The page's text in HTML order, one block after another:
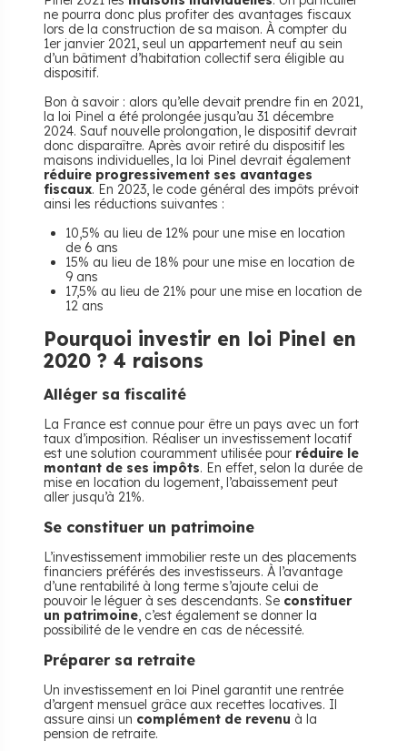
ne pourra donc plus profiter des avantages fiscaux
lors de la construction de sa maison. À compter du
1er janvier 2021, seul un appartement neuf au sein
d’un bâtiment d’habitation collectif sera éligible au
dispositif.
Bon à savoir : alors qu’elle devait prendre fin en 2021,
la loi Pinel a été prolongée jusqu’au 31 décembre
2024. Sauf nouvelle prolongation, le dispositif devrait
donc disparaître. Après avoir retiré du dispositif les
maisons individuelles, la loi Pinel devrait également
réduire progressivement ses avantages
fiscaux. En 2023, le code général des impôts prévoit
ainsi les réductions suivantes :
10,5% au lieu de 12% pour une mise en location
de 6 ans
15% au lieu de 18% pour une mise en location de
9 ans
17,5% au lieu de 21% pour une mise en location de
12 ans
Pourquoi investir en loi Pinel en
2020 ? 4 raisons
Alléger sa fiscalité
La France est connue pour être un pays avec un fort
taux d’imposition. Réaliser un investissement locatif
est une solution couramment utilisée pour réduire le
montant de ses impôts. En effet, selon la durée de
mise en location du logement, l’abaissement peut
aller jusqu’à 21%.
Se constituer un patrimoine
L’investissement immobilier reste un des placements
financiers préférés des investisseurs. À l’avantage
d’une rentabilité à long terme s’ajoute celui de
pouvoir le léguer à ses descendants. Se constituer
un patrimoine, c’est également se donner la
possibilité de le vendre en cas de nécessité.
Préparer sa retraite
Un investissement en loi Pinel garantit une rentrée
d’argent mensuel grâce aux recettes locatives. Il
assure ainsi un complément de revenu à la
pension de retraite.